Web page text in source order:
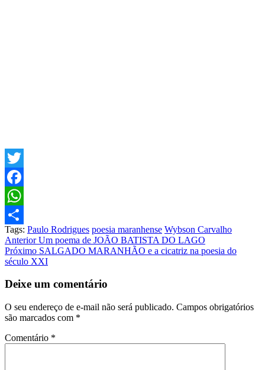
Twitter
Facebook
WhatsApp
Share
Tags: Paulo Rodrigues poesia maranhense Wybson Carvalho
Post
navigation
AnteriorUm poema de JOÃO BATISTA DO LAGO
Próximo SALGADO MARANHÃO e a cicatriz na poesia do
século XXI
Deixe um comentário
O seu endereço de e-mail não será publicado. Campos obrigatórios
são marcados com *
Comentário *